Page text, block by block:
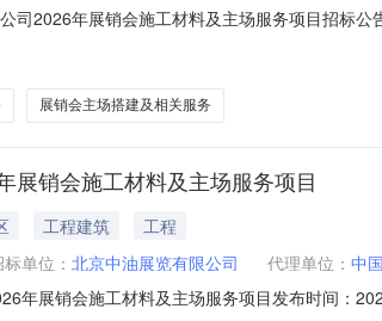
司2026年展销会施工材料及主场服务项目招标
履行了相关报批及备案等手续，招标人为北京
展销会主场搭建及相关服务
展销会施工材料及主场服务项目
工程建筑
工程
单位： 北京中油展览有限公司 代理单位： 中
年展销会施工材料及主场服务项目发布时间：